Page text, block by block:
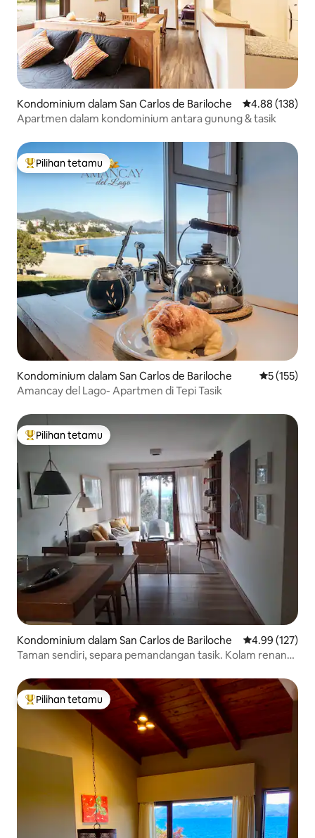
Kondominium dalam San Carlos de Bariloche Penarafan
4.88 (138)
Apartmen dalam kondominium antara gunung & tasik
Pilihan utama tetamu
Pilihan tetamu
Kondominium dalam San Carlos de Bariloche Penarafan
5 (155)
Amancay del Lago- Apartmen di Tepi Tasik
Pilihan utama tetamu
Pilihan tetamu
Kondominium dalam San Carlos de Bariloche Penarafan
4.99 (127)
Taman sendiri, separa pemandangan tasik. Kolam renang
Pilihan utama tetamu
Pilihan tetamu